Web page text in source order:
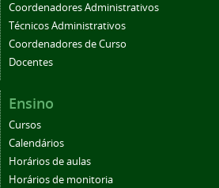
Coordenadores Administrativos
Técnicos Administrativos
Coordenadores de Curso
Docentes
Ensino
Cursos
Calendários
Horários de aulas
Horários de monitoria